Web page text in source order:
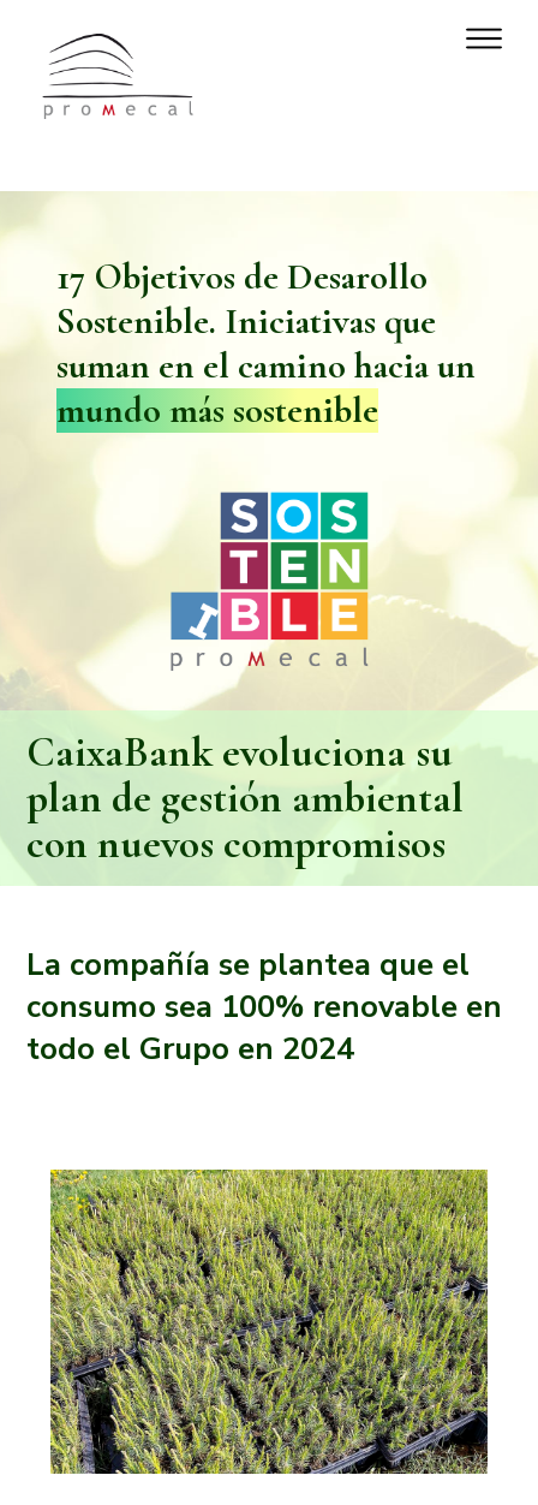
17 Objetivos de Desarollo
Sostenible. Iniciativas que
suman en el camino hacia un
mundo más sostenible
CaixaBank evoluciona su
plan de gestión ambiental
con nuevos compromisos
La compañía se plantea que el
consumo sea 100% renovable en
todo el Grupo en 2024